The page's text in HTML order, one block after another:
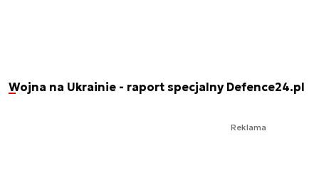
Wojna na Ukrainie - raport specjalny Defence24.pl
Reklama